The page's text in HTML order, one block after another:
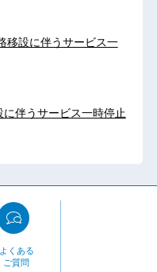
移設に伴うサービス一
伴うサービス一時停止
よくある
ご質問